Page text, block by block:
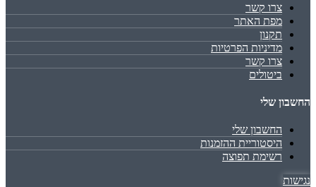
צרו קשר
מפת האתר
תקנון
מדיניות הפרטיות
צרו קשר
ביטולים
החשבון שלי
החשבון שלי
היסטוריית ההזמנות
רשימת תפוצה
נגישות